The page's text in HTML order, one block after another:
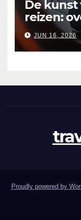
De
reizen:
JUN 16, 2026
Proudly powered by